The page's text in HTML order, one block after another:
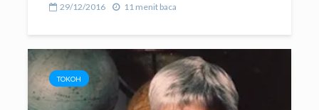
29/12/2016 11 menit baca
TOKOH